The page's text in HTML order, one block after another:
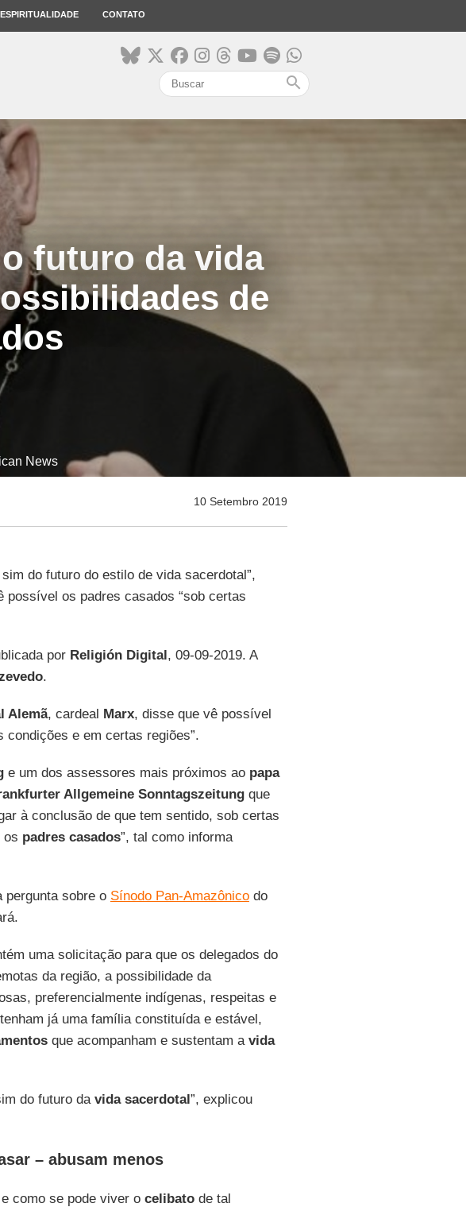
ESPIRITUALIDADE CONTATO
search
futuro da vida
de
News
10 Setembro 2019
do futuro do estilo de vida sacerdotal”,
possível os padres casados “sob certas
por Religión Digital, 09-09-2019. A
.
Alemã, cardeal Marx, disse que vê possível
condições e em certas regiões”.
e um dos assessores mais próximos ao papa
Allgemeine Sonntagszeitungque
à conclusão de que tem sentido, sob certas
os padres casados”, tal como informa
pergunta sobre o Sínodo Pan-Amazônicodo
uma solicitação para que os delegados do
da região, a possibilidade da
preferencialmente indígenas, respeitas e
já uma família constituída e estável,
que acompanham e sustentam a vida
do futuro da vida sacerdotal”, explicou
– abusam menos
como se pode viver o celibatode tal